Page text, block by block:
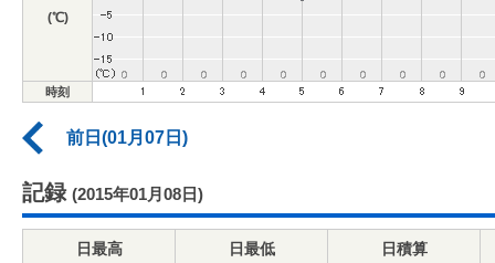
(℃)
時刻
前日(01月07日)
記録 (2015年01月08日)
日最高
日最低
日積算